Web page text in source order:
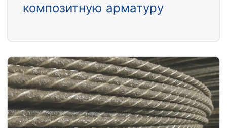
композитную арматуру